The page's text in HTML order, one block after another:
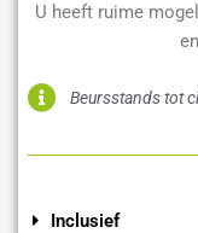
U heeft ruime
Beursstands tot
Inclusief